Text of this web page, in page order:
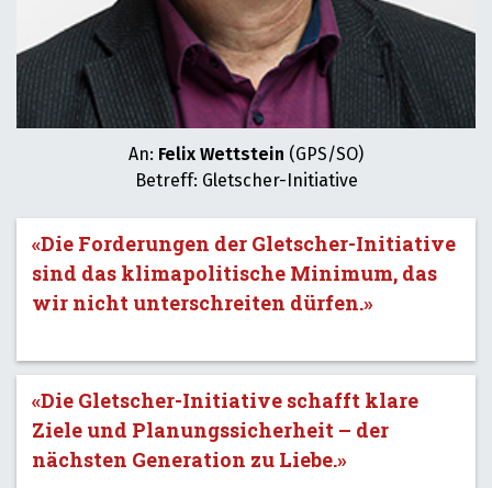
An: Felix Wettstein (GPS/SO)
Betreff: Gletscher-Initiative
«Die Forderungen der Gletscher-Initiative
sind das klimapolitische Minimum, das
wir nicht unterschreiten dürfen.»
«Die Gletscher-Initiative schafft klare
Ziele und Planungssicherheit – der
nächsten Generation zu Liebe.»